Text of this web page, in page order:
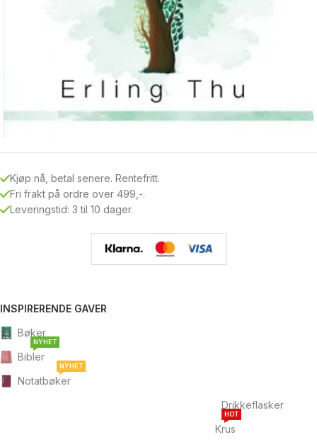
Kjøp nå, betal senere. Rentefritt.
Fri frakt på ordre over 499,-.
Leveringstid: 3 til 10 dager.
INSPIRERENDE GAVER
Bøker
Bibler
NYHET
Notatbøker
NYHET
Drikkeflasker
Krus
HOT